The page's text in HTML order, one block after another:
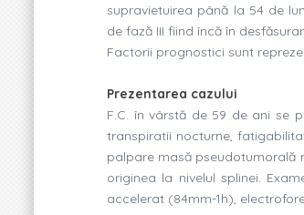
supravietuirea până la 54 de
de fază III fiind încă în
Factorii prognostici sunt
Prezentarea cazului
F.C. în vârstă de 59 de ani se
transpiratii nocturne,
palpare masă pseudotumorală
originea la nivelul splinei.
accelerat (84mm-1h),